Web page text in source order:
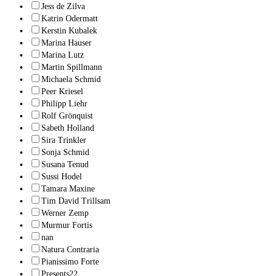
Jess de Zilva
Katrin Odermatt
Kerstin Kubalek
Marina Hauser
Marina Lutz
Martin Spillmann
Michaela Schmid
Peer Kriesel
Philipp Liehr
Rolf Grönquist
Sabeth Holland
Sira Trinkler
Sonja Schmid
Susana Tenud
Sussi Hodel
Tamara Maxine
Tim David Trillsam
Werner Zemp
Murmur Fortis
nan
Natura Contraria
Pianissimo Forte
Presents22